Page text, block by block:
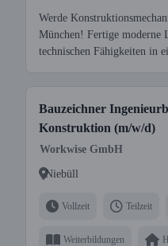
Werde
München! Fertige moderne
technischen Fähigkeiten in
Bauzeichner
Konstruktion (m/w/d)
Workwise GmbH
Niebüll
Vollzeit Teilzeit
Weiterbildungen